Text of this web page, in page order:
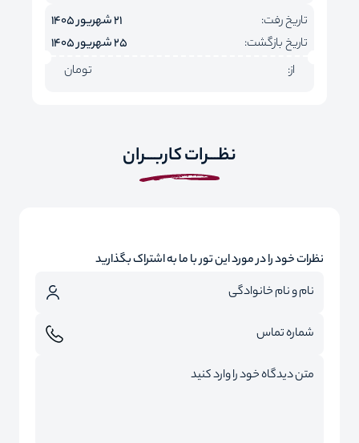
تاریخ رفت:
21 شهریور 1405
تاریخ بازگشت:
25 شهریور 1405
از:
تومان
نظـــرات کاربـــران
نظرات خود را در مورد این تور با ما به اشتراک بگذارید